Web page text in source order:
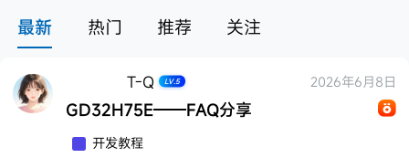
最新 热门 推荐 关注
T-Q LV.5 2026年6月8日
GD32H75E——FAQ分享
推
开发教程